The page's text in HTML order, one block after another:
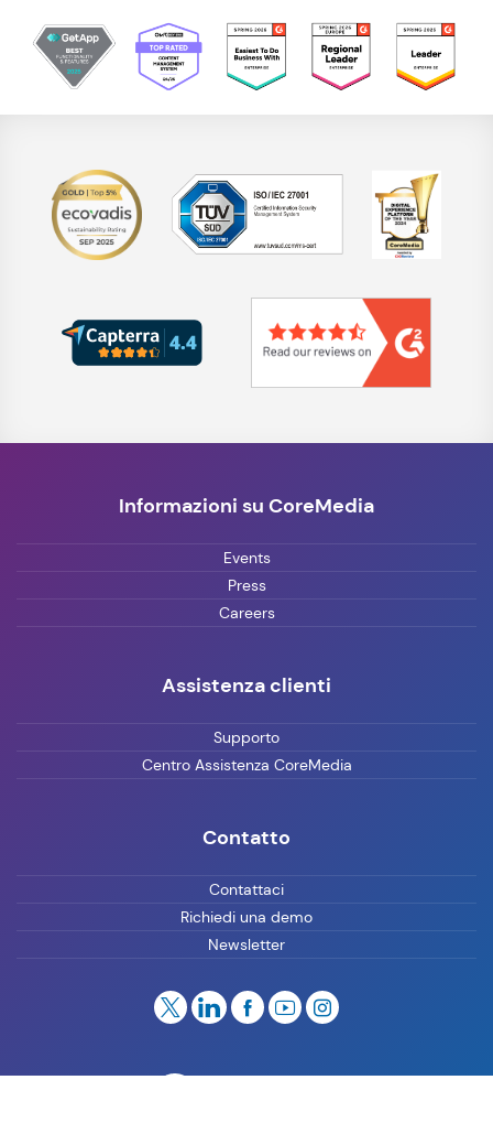
Informazioni su CoreMedia
Events
Press
Careers
Assistenza clienti
Supporto
Centro Assistenza CoreMedia
Contatto
Contattaci
Richiedi una demo
Newsletter